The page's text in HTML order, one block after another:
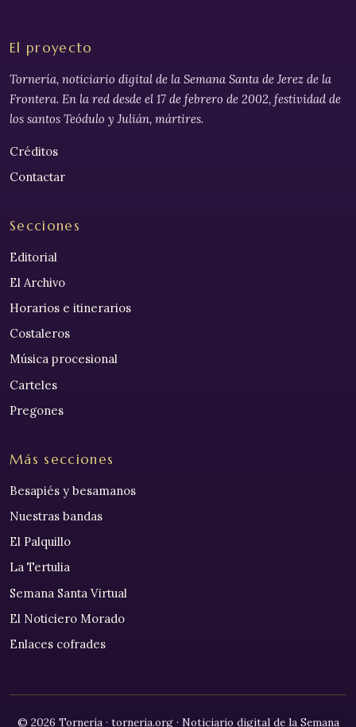
El proyecto
Tornería, noticiario digital de la Semana Santa de Jerez de la
Frontera. En la red desde el 17 de febrero de 2002, festividad de
los santos Teódulo y Julián, mártires.
Créditos
Contactar
Secciones
Editorial
El Archivo
Horarios e itinerarios
Costaleros
Música procesional
Carteles
Pregones
Más secciones
Besapiés y besamanos
Nuestras bandas
El Palquillo
La Tertulia
Semana Santa Virtual
El Noticiero Morado
Enlaces cofrades
© 2026 Tornería · torneria.org · Noticiario digital de la Semana